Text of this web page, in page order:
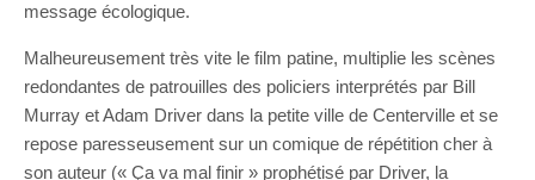
message écologique.
Malheureusement très vite le film patine, multiplie les scènes
redondantes de patrouilles des policiers interprétés par Bill
Murray et Adam Driver dans la petite ville de Centerville et se
repose paresseusement sur un comique de répétition cher à
son auteur (« Ça va mal finir » prophétisé par Driver, la